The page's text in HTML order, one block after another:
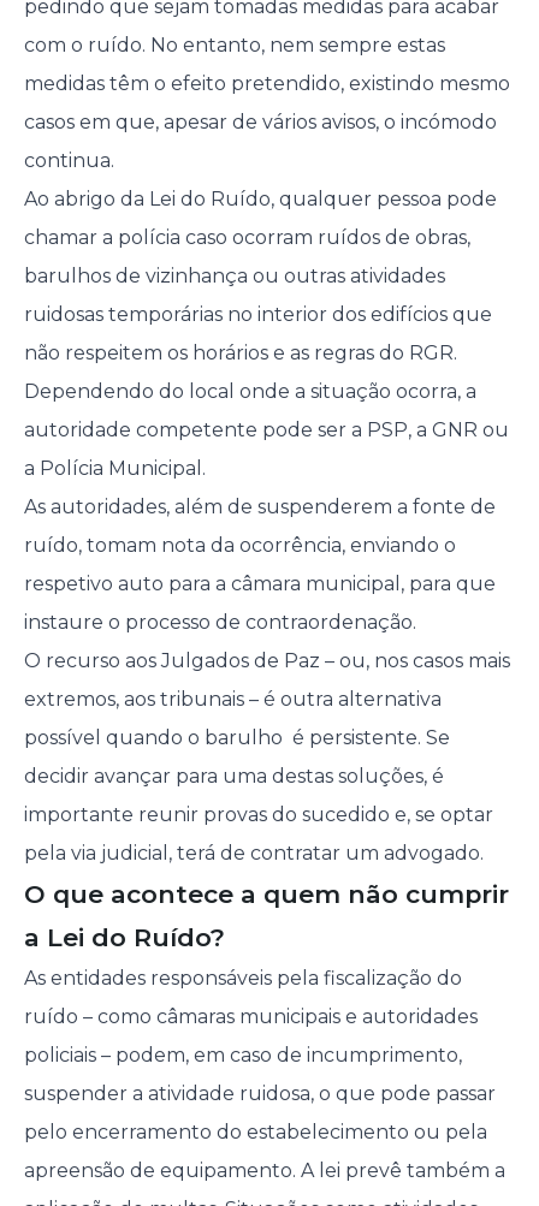
pedindo que sejam tomadas medidas para acabar
com o ruído. No entanto, nem sempre estas
medidas têm o efeito pretendido, existindo mesmo
casos em que, apesar de vários avisos, o incómodo
continua.
Ao abrigo da Lei do Ruído, qualquer pessoa pode
chamar a polícia caso ocorram ruídos de obras,
barulhos de vizinhança ou outras atividades
ruidosas temporárias no interior dos edifícios que
não respeitem os horários e as regras do RGR.
Dependendo do local onde a situação ocorra, a
autoridade competente pode ser a PSP, a GNR ou
a Polícia Municipal.
As autoridades, além de suspenderem a fonte de
ruído, tomam nota da ocorrência, enviando o
respetivo auto para a câmara municipal, para que
instaure o processo de contraordenação.
O recurso aos Julgados de Paz – ou, nos casos mais
extremos, aos tribunais – é outra alternativa
possível quando o barulho é persistente. Se
decidir avançar para uma destas soluções, é
importante reunir provas do sucedido e, se optar
pela via judicial, terá de contratar um advogado.
O que acontece a quem não cumprir
a Lei do Ruído?
As entidades responsáveis pela fiscalização do
ruído – como câmaras municipais e autoridades
policiais – podem, em caso de incumprimento,
suspender a atividade ruidosa, o que pode passar
pelo encerramento do estabelecimento ou pela
apreensão de equipamento. A lei prevê também a